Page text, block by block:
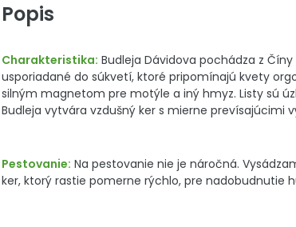
Popis
Charakteristika: Budleja Dávidova pochádza z
usporiadané do súkvetí, ktoré pripomínajú kvety
silným magnetom pre motýle a iný hmyz. Listy sú
Budleja vytvára vzdušný ker s mierne prevísajúcimi
Pestovanie: Na pestovanie nie je náročná.
ker, ktorý rastie pomerne rýchlo, pre nadobudnutie